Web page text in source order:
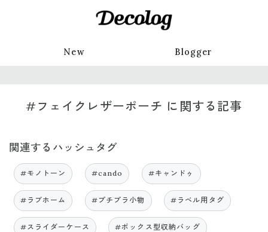
New Blogger
#フェイクレザーポーチ に関する記事
関連するハッシュタグ
#モノトーン #cando #キャンドゥ
#ラブホーム #プチプラ小物 #ラベル用タグ
#スライダーケース #ボックス型収納バッグ